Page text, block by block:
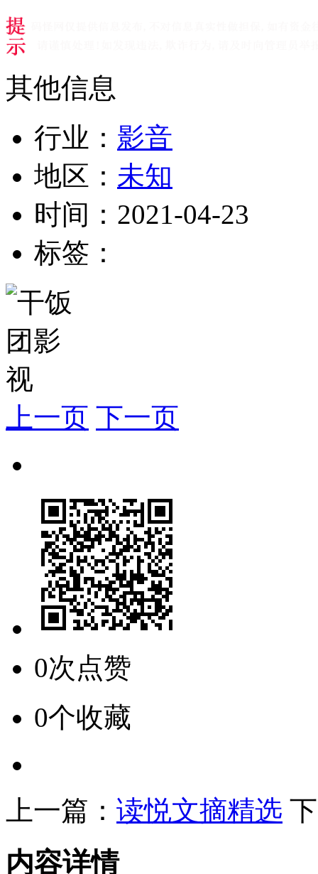
其他信息
行业： 影音
地区： 未知
时间： 2021-04-23
标签：
上一页 下一页
0次点赞
0个收藏
上一篇： 读悦文摘精选
内容详情